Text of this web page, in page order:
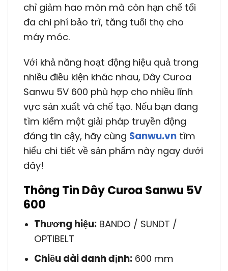
chỉ giảm hao mòn mà còn hạn chế tối
đa chi phí bảo trì, tăng tuổi thọ cho
máy móc.
Với khả năng hoạt động hiệu quả trong
nhiều điều kiện khác nhau, Dây Curoa
Sanwu 5V 600 phù hợp cho nhiều lĩnh
vực sản xuất và chế tạo. Nếu bạn đang
tìm kiếm một giải pháp truyền động
đáng tin cậy, hãy cùng Sanwu.vn tìm
hiểu chi tiết về sản phẩm này ngay dưới
đây!
Thông Tin Dây Curoa Sanwu 5V
600
Thương hiệu:BANDO / SUNDT /
OPTIBELT
Chiều dài danh định:600 mm